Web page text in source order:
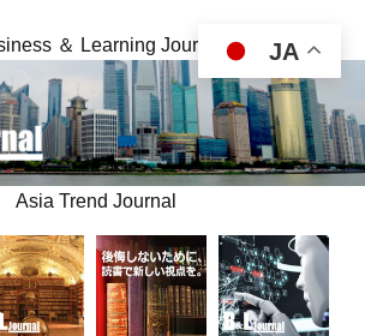
＆ Learning Journal
Asia Trend Journal
JA